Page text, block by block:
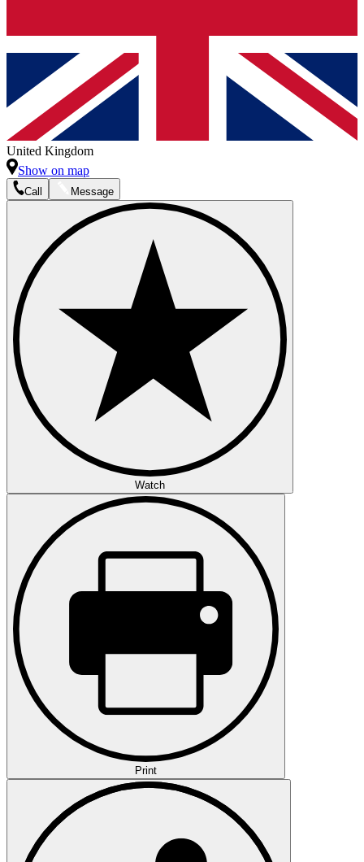
United Kingdom
Show on map
Call Message
Watch
Print